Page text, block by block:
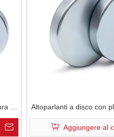
in
per
Altoparlanti a disco con
Magnete permanente
N40M
Aggiungere al